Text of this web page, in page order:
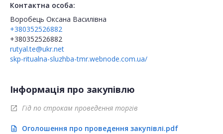
Контактна особа:
Воробець Оксана Василівна
+380352526882
+380352526882
rutyal.te@ukr.net
skp-ritualna-sluzhba-tmr.webnode.com.ua/
Інформація про закупівлю
open_in_new Гід по строкам проведення торгів
description Оголошення про проведення закупівлі.pdf